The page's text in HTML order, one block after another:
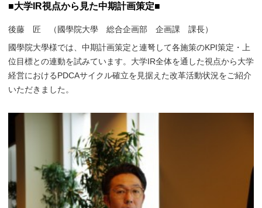
■大学IR視点から見た中期計画策定■
後藤 匠 （國學院大學 総合企画部 企画課 課長）
國學院大學様では、中期計画策定と連弩して各施策のKPI策定・上
位目標との連動を試みています。大学IR全体を通した視点から大学
経営におけるPDCAサイクル確立を見据えた改革活動状況をご紹介
いただきました。